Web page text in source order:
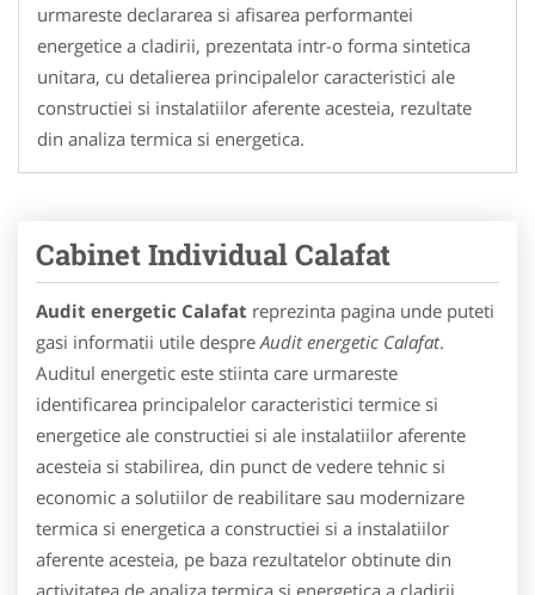
urmareste declararea si afisarea performantei
energetice a cladirii, prezentata intr-o forma sintetica
unitara, cu detalierea principalelor caracteristici ale
constructiei si instalatiilor aferente acesteia, rezultate
din analiza termica si energetica.
Cabinet Individual Calafat
Audit energetic Calafat reprezinta pagina unde puteti
gasi informatii utile despre Audit energetic Calafat.
Auditul energetic este stiinta care urmareste
identificarea principalelor caracteristici termice si
energetice ale constructiei si ale instalatiilor aferente
acesteia si stabilirea, din punct de vedere tehnic si
economic a solutiilor de reabilitare sau modernizare
termica si energetica a constructiei si a instalatiilor
aferente acesteia, pe baza rezultatelor obtinute din
activitatea de analiza termica si energetica a cladirii.